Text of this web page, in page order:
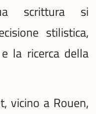
scrittura si
stilistica,
la ricerca della
vicino a Rouen,